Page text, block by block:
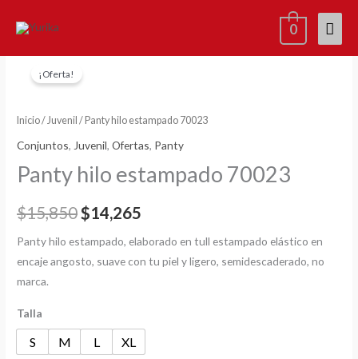
0
¡Oferta!
Inicio/Juvenil / Panty hilo estampado 70023
Conjuntos, Juvenil,Ofertas, Panty
Panty hilo estampado 70023
$15,850
original
era:
$15,850.
$14,265
actual
es:
$14,265.
Panty hilo estampado, elaborado en tull estampado elástico en
encaje angosto, suave con tu piel y ligero, semidescaderado, no
marca.
Talla
S M L XL
Panty
hilo
70023
cantidad